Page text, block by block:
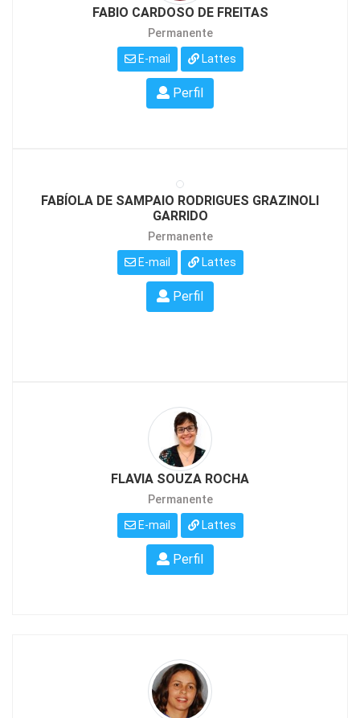
FABIO CARDOSO DE FREITAS
Permanente
E-mail Lattes
Perfil
FABÍOLA DE SAMPAIO RODRIGUES GRAZINOLI
GARRIDO
Permanente
E-mail Lattes
Perfil
FLAVIA SOUZA ROCHA
Permanente
E-mail Lattes
Perfil